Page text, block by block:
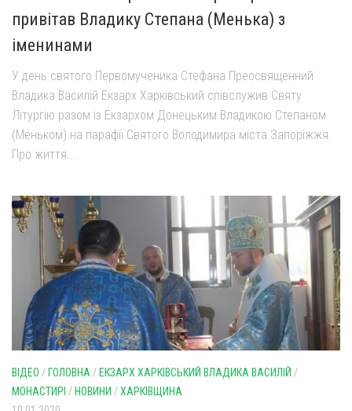
привітав Владику Степана (Менька) з
іменинами
У день святого Первомученика Стефана Преосвященний
Владика Василій Екзарх Харківський співслужив Святу
Літургію разом із Екзархом Донецьким Владикою Степаном
(Меньком) на парафії Святого Володимира міста Запоріжжя.
Про життя...
ВІДЕО / ГОЛОВНА / ЕКЗАРХ ХАРКІВСЬКИЙ ВЛАДИКА ВАСИЛІЙ /
МОНАСТИРІ / НОВИНИ /ХАРКІВЩИНА